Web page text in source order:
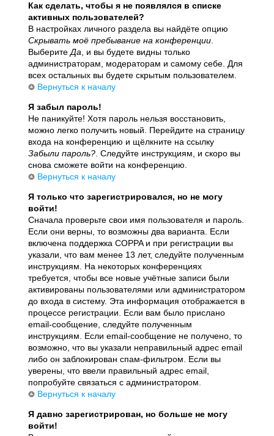
Как сделать, чтобы я не появлялся в списке
активных пользователей?
В настройках личного раздела вы найдёте опцию
Скрывать моё пребывание на конференции
ВыберитеДа , и вы будете видны только
администраторам, модераторам и самому себе. Для
всех остальных вы будете скрытым пользователем.
Вернуться к началу
Я забыл пароль!
Не паникуйте! Хотя пароль нельзя восстановить,
можно легко получить новый. Перейдите на страницу
входа на конференцию и щёлкните на ссылку
Забыли пароль? . Следуйте инструкциям, и скоро вы
снова сможете войти на конференцию.
Вернуться к началу
Я только что зарегистрировался, но не могу
войти!
Сначала проверьте свои имя пользователя и пароль.
Если они верны, то возможны два варианта. Если
включена поддержка COPPA и при регистрации вы
указали, что вам менее 13 лет, следуйте полученным
инструкциям. На некоторых конференциях
требуется, чтобы все новые учётные записи были
активированы пользователями или администратором
до входа в систему. Эта информация отображается в
процессе регистрации. Если вам было прислано
email-сообщение, следуйте полученным
инструкциям. Если email-сообщение не получено, то
возможно, что вы указали неправильный адрес email
либо он заблокирован спам-фильтром. Если вы
уверены, что ввели правильный адрес email,
попробуйте связаться с администратором.
Вернуться к началу
Я давно зарегистрирован, но больше не могу
войти!